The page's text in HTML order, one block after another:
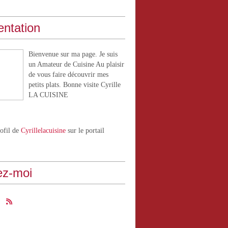
Bienvenue sur ma page. Je suis
un Amateur de Cuisine Au plaisir
de vous faire découvrir mes
petits plats. Bonne visite Cyrille
LA CUISINE
de Cyrillelacuisine sur le portail
moi